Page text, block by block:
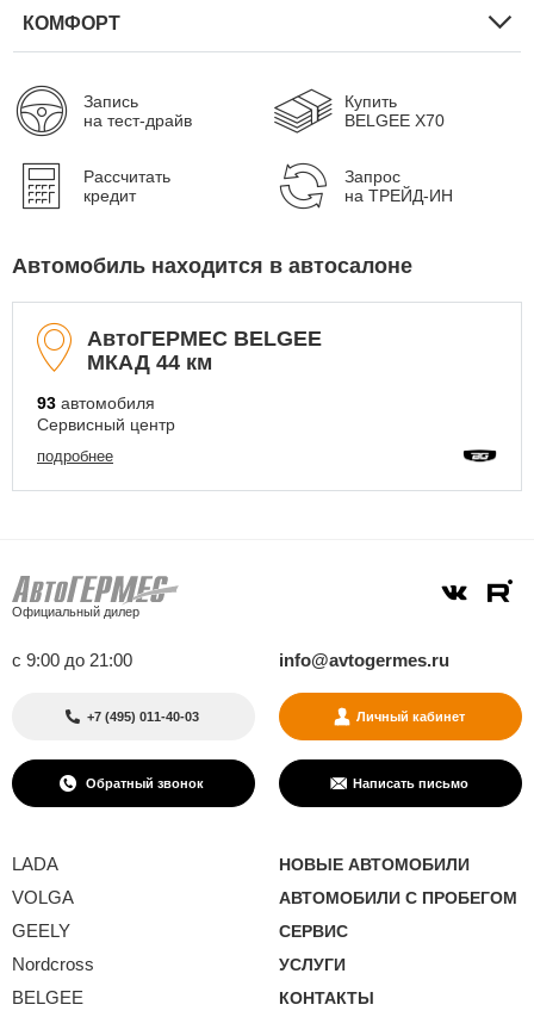
КОМФОРТ
Запись
на тест-драйв
Купить
BELGEE X70
Рассчитать
кредит
Запрос
на ТРЕЙД-ИН
Автомобиль находится в автосалоне
АвтоГЕРМЕС BELGEE
МКАД 44 км
93 автомобиля
Сервисный центр
подробнее
Официальный дилер
с 9:00 до 21:00 info@avtogermes.ru
+7 (495) 011-40-03 Личный кабинет
Обратный звонок Написать письмо
LADA
VOLGA
GEELY
Nordcross
BELGEE
НОВЫЕ АВТОМОБИЛИ
АВТОМОБИЛИ С ПРОБЕГОМ
СЕРВИС
УСЛУГИ
КОНТАКТЫ